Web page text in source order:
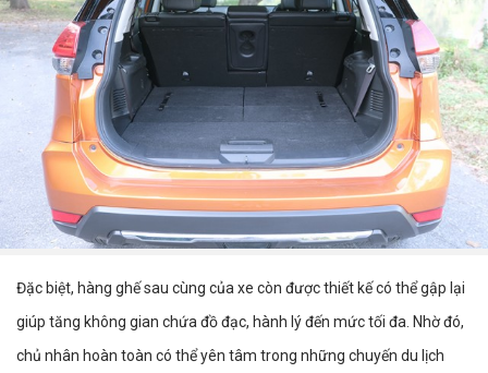
Đặc biệt, hàng ghế sau cùng của xe còn được thiết kế có thể gập lại
giúp tăng không gian chứa đồ đạc, hành lý đến mức tối đa. Nhờ đó,
chủ nhân hoàn toàn có thể yên tâm trong những chuyến du lịch